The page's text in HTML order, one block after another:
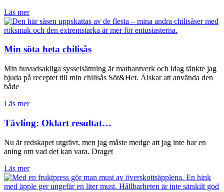
Läs mer
Min söta heta chilisås
Min huvudsakliga sysselsättning är mathantverk och idag tänkte jag
bjuda på receptet till min chilisås Söt&Het. Älskar att använda den
både
Läs mer
Tävling: Oklart resultat…
Nu är redskapet utgrävt, men jag måste medge att jag inte har en
aning om vad det kan vara. Draget
Läs mer